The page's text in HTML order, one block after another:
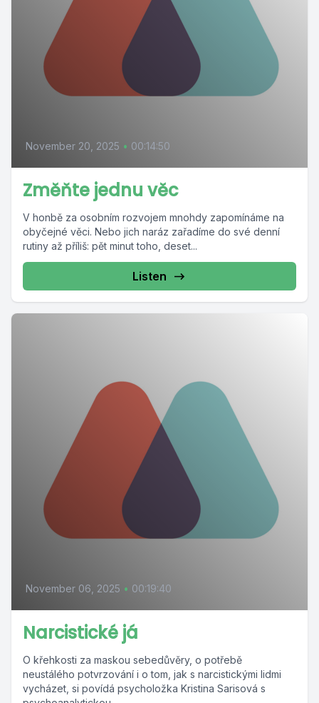
November 20, 2025 • 00:14:50
Změňte jednu věc
V honbě za osobním rozvojem mnohdy zapomínáme na
obyčejné věci. Nebo jich naráz zařadíme do své denní
rutiny až příliš: pět minut toho, deset...
Listen
November 06, 2025 • 00:19:40
Narcistické já
O křehkosti za maskou sebedůvěry, o potřebě
neustálého potvrzování i o tom, jak s narcistickými lidmi
vycházet, si povídá psycholožka Kristina Sarisová s